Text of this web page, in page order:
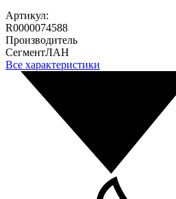
Артикул:
R0000074588
Производитель
СегментЛАН
Все характеристики